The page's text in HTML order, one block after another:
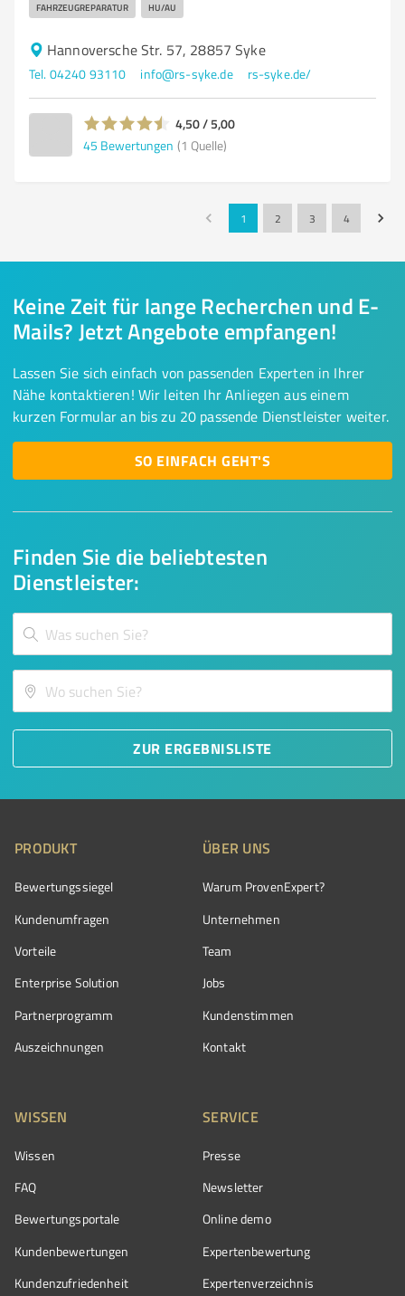
FAHRZEUGREPARATUR HU/AU
Hannoversche Str. 57, 28857 Syke
Tel. 04240 93110 info@rs-syke.de rs-syke.de/
4,50 / 5,00
45 Bewertungen (1 Quelle)
1 2 3 4
Finden Sie die beliebtesten
Dienstleister:
ZUR ERGEBNISLISTE
Keine Zeit für lange Recherchen und E-
Mails? Jetzt Angebote empfangen!
Lassen Sie sich einfach von passenden Experten in Ihrer
Nähe kontaktieren! Wir leiten Ihr Anliegen aus einem
kurzen Formular an bis zu 20 passende Dienstleister weiter.
SO EINFACH GEHT'S
PRODUKT
Bewertungssiegel
Kundenumfragen
Vorteile
Enterprise Solution
Partnerprogramm
Auszeichnungen
ÜBER UNS
Warum ProvenExpert?
Unternehmen
Team
Jobs
Kundenstimmen
Kontakt
WISSEN
Wissen
FAQ
Bewertungsportale
Kundenbewertungen
Kundenzufriedenheit
SERVICE
Presse
Newsletter
Online demo
Expertenbewertung
Expertenverzeichnis